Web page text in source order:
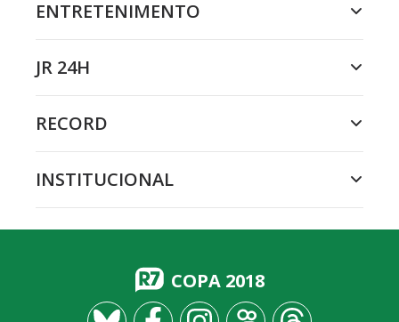
ENTRETENIMENTO
JR 24H
RECORD
INSTITUCIONAL
COPA 2018